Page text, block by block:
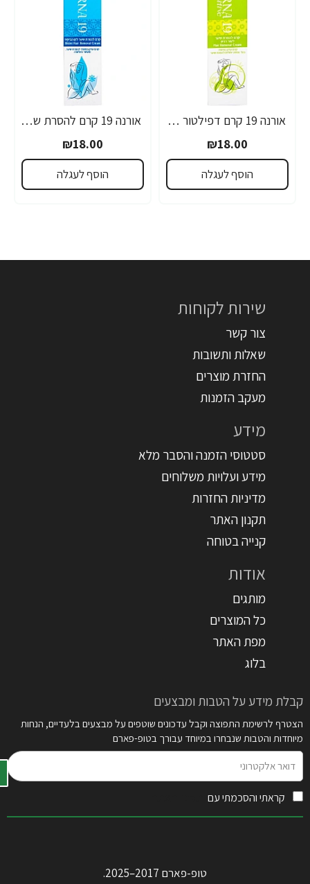
אורנה 19 קרם דפילטור לעור רגיש 80 גרם
₪18.00
הוסף לעגלה
אורנה 19 קרם להסרת שיער לקו הביקיני 90 מ"ל
₪18.00
הוסף לעגלה
שירות לקוחות
צור קשר
שאלות ותשובות
החזרת מוצרים
מעקב הזמנות
מידע
סטטוסי הזמנה והסבר מלא
מידע ועלויות משלוחים
מדיניות החזרות
תקנון האתר
קנייה בטוחה
אודות
מותגים
כל המוצרים
מפת האתר
בלוג
קבלת מידע על הטבות ומבצעים
הצטרף לרשימת התפוצה וקבל עדכונים שוטפים על מבצעים בלעדיים, הנחות
מיוחדות והטבות שנבחרו במיוחד עבורך בטופ-פארם
אלקטרוני
קראתי והסכמתי עם
טופ-פארם 2017–2025.